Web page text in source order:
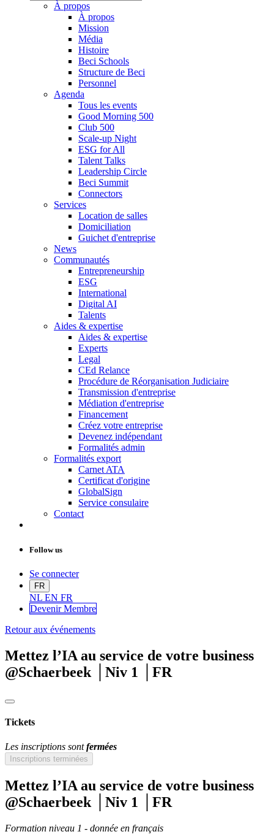
À propos
À propos
Mission
Média
Histoire
Beci Schools
Structure de Beci
Personnel
Agenda
Tous les events
Good Morning 500
Club 500
Scale-up Night
ESG for All
Talent Talks
Leadership Circle
Beci Summit
Connectors
Services
Location de salles
Domiciliation
Guichet d'entreprise
News
Communautés
Entrepreneurship
ESG
International
Digital AI
Talents
Aides & expertise
Aides & expertise
Experts
Legal
CEd Relance
Procédure de Réorganisation Judiciaire
Transmission d'entreprise
Médiation d'entreprise
Financement
Créez votre entreprise
Devenez indépendant
Formalités admin
Formalités export
Carnet ATA
Certificat d'origine
GlobalSign
Service consulaire
Contact
Follow us
Se connecter
FR
NL EN FR
Devenir Membre
Retour aux événements
Mettez l’IA au service de votre business
@Schaerbeek │Niv 1 │FR
Tickets
Les inscriptions sontfermées
Inscriptions terminées
Mettez l’IA au service de votre business
@Schaerbeek │Niv 1 │FR
Formation niveau 1 - donnée en français